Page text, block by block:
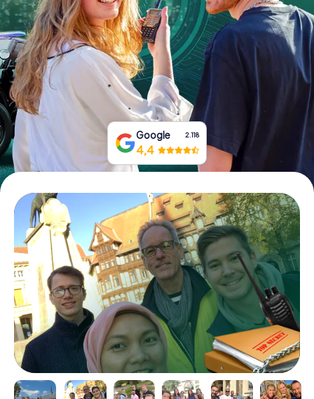
Prenota Biglietti
Acquista i Voucher
Google 2.118
4,4